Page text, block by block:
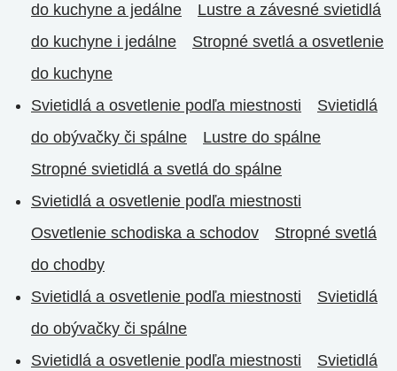
do kuchyne a jedálne
Lustre a závesné svietidlá
do kuchyne i jedálne
Stropné svetlá a osvetlenie
do kuchyne
Svietidlá a osvetlenie podľa miestnosti
Svietidlá
do obývačky či spálne
Lustre do spálne
Stropné svietidlá a svetlá do spálne
Svietidlá a osvetlenie podľa miestnosti
Osvetlenie schodiska a schodov
Stropné svetlá
do chodby
Svietidlá a osvetlenie podľa miestnosti
Svietidlá
do obývačky či spálne
Svietidlá a osvetlenie podľa miestnosti
Svietidlá